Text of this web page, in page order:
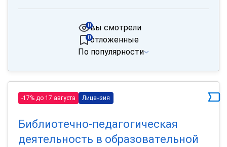
вы смотрели
0
отложенные
0
По популярности
-17% до 17 августа Лицензия
Библиотечно-педагогическая
деятельность в образовательной